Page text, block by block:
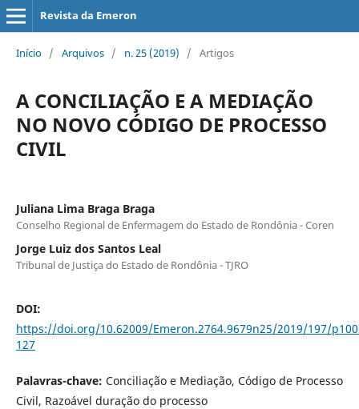
Revista da Emeron
Início / Arquivos / n. 25 (2019) / Artigos
A CONCILIAÇÃO E A MEDIAÇÃO
NO NOVO CÓDIGO DE PROCESSO
CIVIL
Juliana Lima Braga Braga
Conselho Regional de Enfermagem do Estado de Rondônia - Coren
Jorge Luiz dos Santos Leal
Tribunal de Justiça do Estado de Rondônia - TJRO
DOI:
https://doi.org/10.62009/Emeron.2764.9679n25/2019/197/
127
Palavras-chave: Conciliação e Mediação, Código de Processo
Civil, Razoável duração do processo